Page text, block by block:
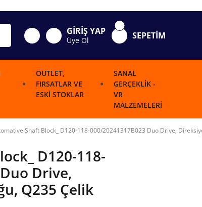
GİRİŞ YAP
Üye Ol SEPETİM
OUTLET,
FIRSATLAR VE
ESKI STOKLAR
SANAL
GERÇEKLIK -
VR
MALZEMELERI
Shaft Block_ D120-118-000/20241317B023 Duo Drive,
D120-118-
Drive,
Q235 Çelik